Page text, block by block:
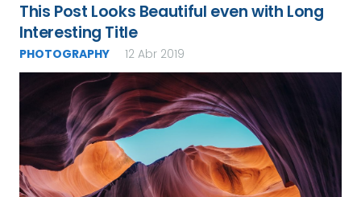
This Post Looks Beautiful even with Long
Interesting Title
PHOTOGRAPHY 12 Abr 2019